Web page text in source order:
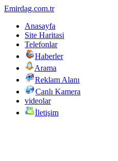
Emirdag.com.tr
Anasayfa
Site Haritasi
Telefonlar
Haberler
Arama
Reklam Alanı
Canlı Kamera
videolar
İletişim